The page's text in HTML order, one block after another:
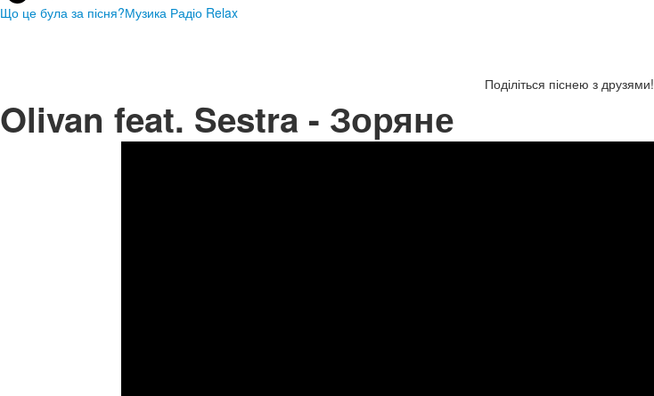
Що це була за пісня?Музика Радіо Relax
Поділіться піснею з друзями!
Olivan feat. Sestra - Зоряне